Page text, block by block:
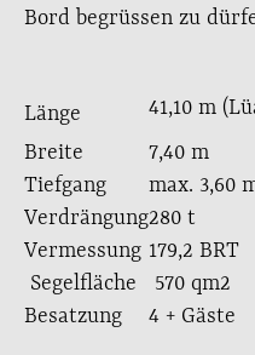
Bord begrüssen zu
Länge
41,10 m
Breite
7,40 m
Tiefgang
max. 3,60
Verdrängung280 t
Vermessung 179,2 BRT
Segelfläche 570 qm2
Besatzung
4 + Gäste